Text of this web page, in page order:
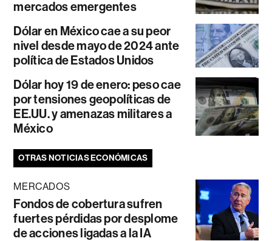
mercados emergentes
Dólar en México cae a su peor
nivel desde mayo de 2024 ante
política de Estados Unidos
Dólar hoy 19 de enero: peso cae
por tensiones geopolíticas de
EE.UU. y amenazas militares a
México
OTRAS NOTICIAS ECONÓMICAS
MERCADOS
Fondos de cobertura sufren
fuertes pérdidas por desplome
de acciones ligadas a la IA